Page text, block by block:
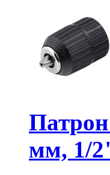
мм, 1/